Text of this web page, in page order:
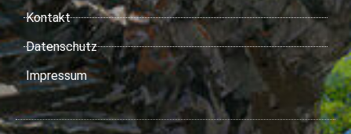
Kontakt
Datenschutz
Impressum